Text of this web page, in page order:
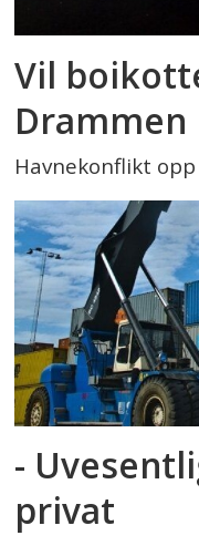
Vil
Drammen
Havnekonflikt
-
privat